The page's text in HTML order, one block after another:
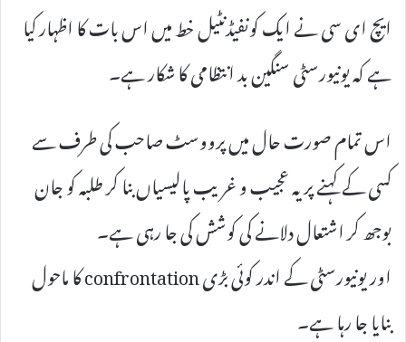
ایچ ای سی نے ایک کونفیڈنٹیل خط میں اس بات کا اظہار کیا
ہے کہ یونیورسٹی سنگین بد انتظامی کا شکار ہے۔
اس تمام صورت حال میں پرووسٹ صاحب کی طرف سے
کسی کے کہنے پر یہ عجیب و غریب پالیسیاں بنا کر طلبہ کو جان
بوجھ کر اشتعال دلانے کی کوشش کی جا رہی ہے۔
اور یونیورسٹی کے اندر کوئی بڑی confrontation کا ماحول
بنایا جا رہا ہے۔